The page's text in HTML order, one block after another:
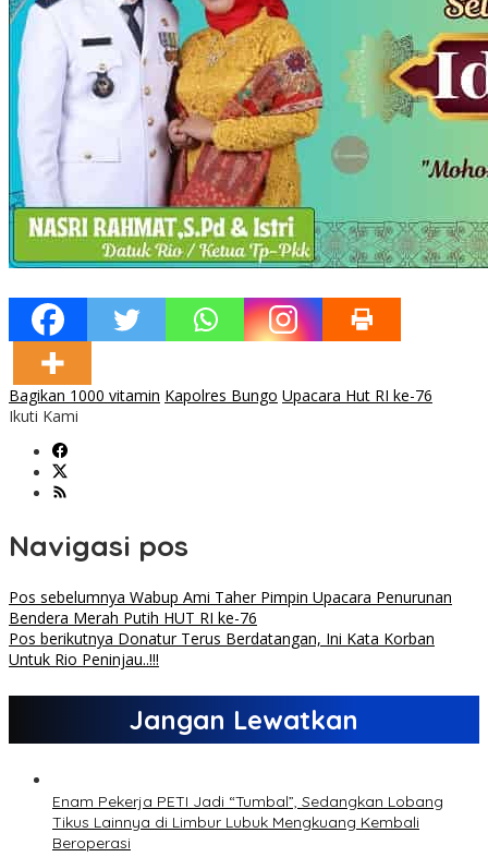
Bagikan 1000 vitamin Kapolres Bungo Upacara Hut RI ke-76
Ikuti Kami
Navigasi pos
Pos sebelumnya Wabup Ami Taher Pimpin Upacara Penurunan
Bendera Merah Putih HUT RI ke-76
Pos berikutnya Donatur Terus Berdatangan, Ini Kata Korban
Untuk Rio Peninjau..!!!
Jangan Lewatkan
Enam Pekerja PETI Jadi “Tumbal”, Sedangkan Lobang
Tikus Lainnya di Limbur Lubuk Mengkuang Kembali
Beroperasi